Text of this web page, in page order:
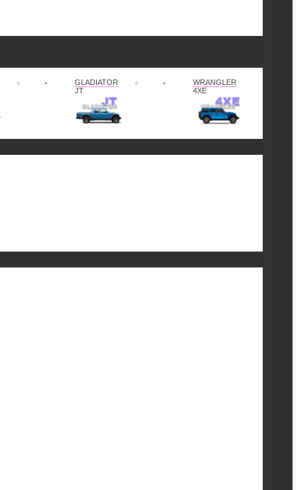
GLADIATOR
JT
WRANGLER
4XE